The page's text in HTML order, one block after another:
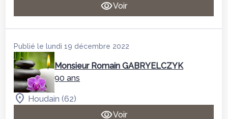
Voir
Publié le lundi 19 décembre 2022
Monsieur Romain GABRYELCZYK
90 ans
Houdain (62)
Voir